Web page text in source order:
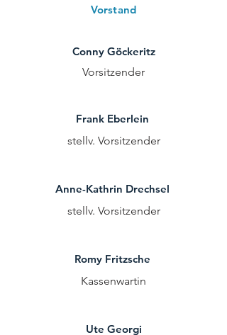
Vorstand
Conny Göckeritz
Vorsitzender
Frank Eberlein
stellv. Vorsitzender
Anne-Kathrin Drechsel
stellv. Vorsitzender
Romy Fritzsche
Kassenwartin
Ute Georgi